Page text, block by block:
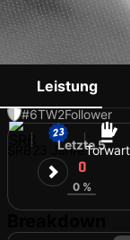
#6TW2Follower
23 JahreTorwart
Leistung
Letzte 5
0
0 %